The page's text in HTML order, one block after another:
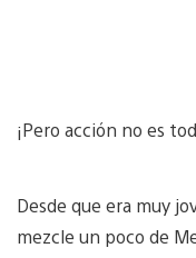
¡Pero acción no es
Desde que era muy
mezcle un poco de